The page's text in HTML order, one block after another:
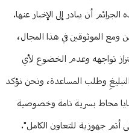
أن يبادر إلى الإخبار عنها.
ومع الموثوقين في هذا المجال،
تواجهه وعدم الخضوع لأي
وطلب المساعدة، ونحن نؤكد
محاط بسرية تامة وخصوصية
أتم جهوزية للتعاون الكامل".